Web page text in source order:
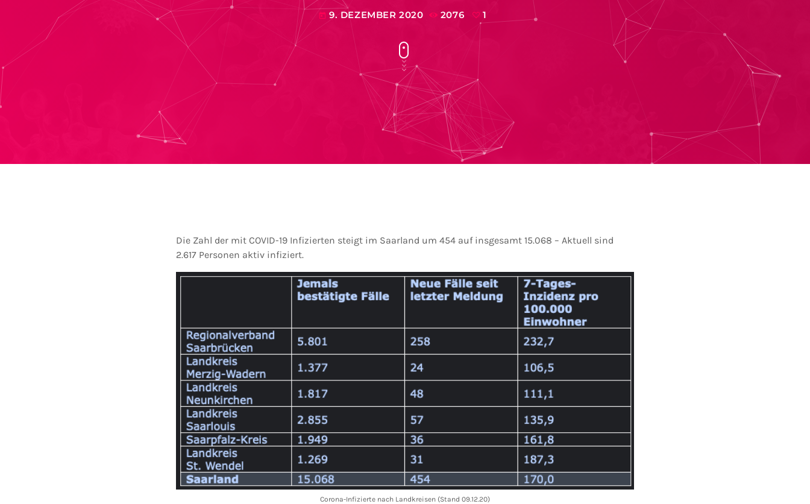
today 9. DEZEMBER 2020 2076 1
Die Zahl der mit COVID-19 Infizierten steigt im Saarland um 454 auf insgesamt 15.068 – Aktuell sind
2.617 Personen aktiv infiziert.
Corona-Infizierte nach Landkreisen (Stand 09.12.20)